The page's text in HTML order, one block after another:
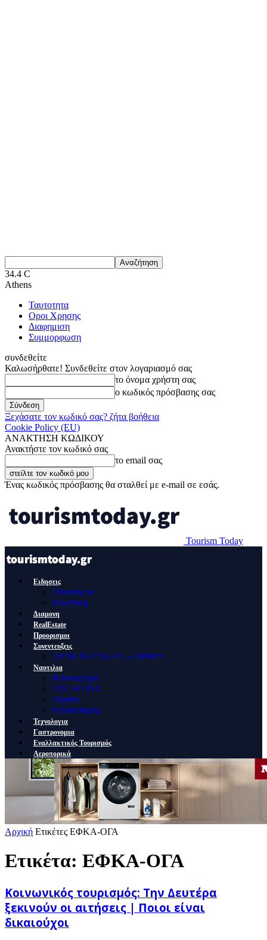
34.4 C
Athens
Ταυτοτητα
Οροι Χρησης
Διαφημιση
Συμμορφωση
συνδεθείτε
Καλωσήρθατε! Συνδεθείτε στον λογαριασμό σας
το όνομα χρήστη σας
ο κωδικός πρόσβασης σας
Ξεχάσατε τον κωδικό σας? ζήτα βοήθεια
Cookie Policy (EU)
ΑΝΑΚΤΗΣΗ ΚΩΔΙΚΟΥ
Ανακτήστε τον κωδικό σας
το email σας
Ένας κωδικός πρόσβασης θα σταλθεί με e-mail σε εσάς.
Tourism Today
Ειδησεις
Οικονομια
Πολιτικη
Διαμονη
RealEstate
Προορισμοι
Συνεντευξεις
ΣΥΝΕΝΤΕΥΞΕΙΣ – ΑΡΘΡΑ
Ναυτιλια
Κρουαζιερα
YACHTING
Λιμανι
Ποντοπορος
Τεχνολογια
Γαστρονομια
Εναλλακτικός Τουρισμός
Αεροπορικά
Αρχική Ετικέτες ΕΦΚΑ-ΟΓΑ
Ετικέτα: ΕΦΚΑ-ΟΓΑ
Κοινωνικός τουρισμός: Την Δευτέρα
ξεκινούν οι αιτήσεις | Ποιοι είναι
δικαιούχοι